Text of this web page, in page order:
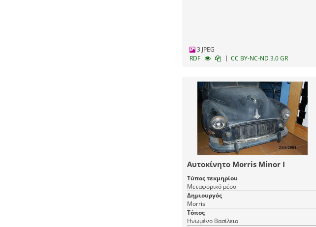
3 JPEG
RDF
| CC BY-NC-ND 3.0 GR
Αυτοκίνητο Morris Minor I
Τύπος τεκμηρίου
Μεταφορικό μέσο
Δημιουργός
Morris
Τόπος
Ηνωμένο Βασίλειο